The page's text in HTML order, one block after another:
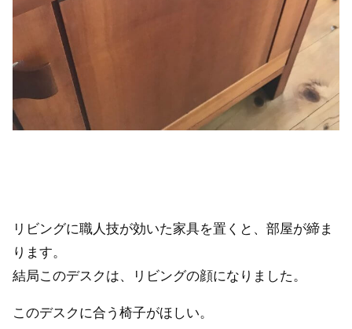
リビングに職人技が効いた家具を置くと、部屋が締ま
ります。
結局このデスクは、リビングの顔になりました。
このデスクに合う椅子がほしい。